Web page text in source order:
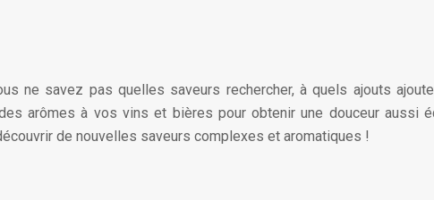
ne savez pas quelles saveurs rechercher, à quels ajouts
arômes à vos vins et bières pour obtenir une douceur aussi
de nouvelles saveurs complexes et aromatiques !